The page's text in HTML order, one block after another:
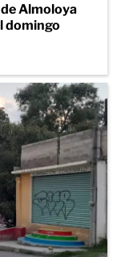
Almoloya
domingo